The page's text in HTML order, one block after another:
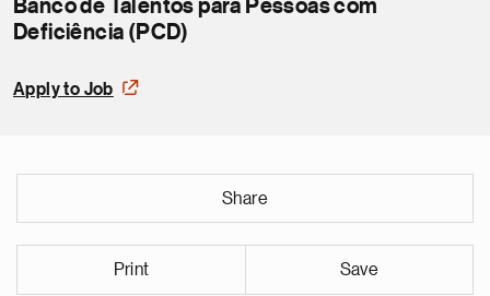
Banco de Talentos para Pessoas com
Deficiência (PCD)
Apply to Job
Share
Print Save